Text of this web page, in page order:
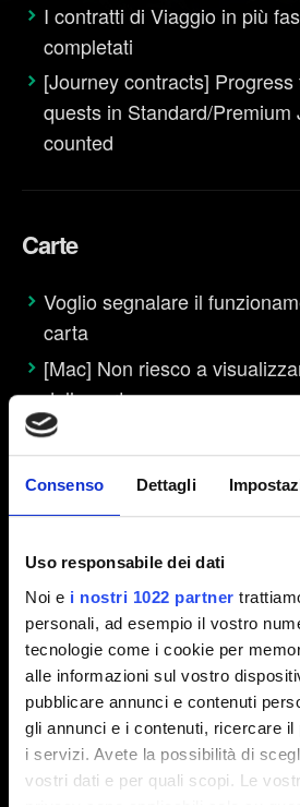
Consenso Dettagli
Uso responsabile dei dati
Noi e i nostri 1022 partner
personali, ad esempio il vostro
tecnologie come i cookie per
alle informazioni sul vostro
pubblicare annunci e contenuti
gli annunci e i contenuti, ricercare il
i servizi. Avete la possibilità di
vostri dati e per quali scopi. Le
I contratti di Viaggio in più
completati
[Journey contracts]
quests in Standard/Premium
counted
Carte
Voglio segnalare il
carta
[Mac] Non riesco a
delle carte
Consiglio di bilanciamento -
Voglio segnalare un
Il sito con il database con
comandante e dorso delle
Testi e descrizioni